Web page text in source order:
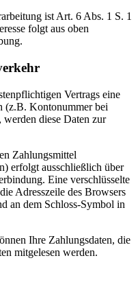
ist Art. 6 Abs. 1 S. 1
folgt aus oben
Vertrags eine
(z.B. Kontonummer bei
diese Daten zur
Zahlungsmittel
erfolgt ausschließlich über
Eine verschlüsselte
Adresszeile des Browsers
an dem Schloss-Symbol in
Ihre Zahlungsdaten, die
mitgelesen werden.